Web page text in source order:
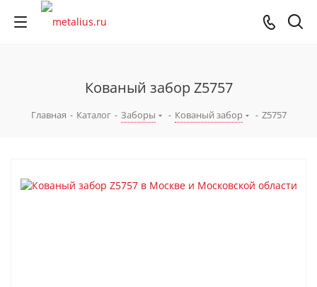
Кованый забор Z5757
Главная - Каталог - Заборы - Кованый забор - Z5757